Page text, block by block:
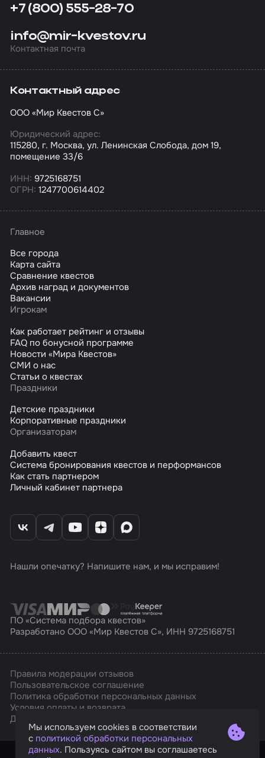
+7 (800) 555-28-70
info@mir-kvestov.ru
Контактная почта
Контактный адрес
ООО «Мир Квестов С»
Юридический адрес:
115280, г. Москва, ул. Ленинская Слобода, дом 19,
помещение 33/6
ИНН: 9725168751
ОГРН: 1247700614402
Главное
Все города
Карта сайта
Сравнение квестов
Архив наград и документов
Вакансии
Игрокам
Как работает рейтинг и отзывы
FAQ по бонусной программе
Новости «Мира Квестов»
СМИ о нас
Статьи о квестах
Праздники
Детские праздники
Корпоративные праздники
Организаторам
Добавить квест
Система бронирования квестов и перформансов
Как стать партнером
Личный кабинет партнера
Нашли опечатку? Напишите нам, и мы исправим!
ПО «Система подбора квестов»
Разработано ООО «Мир Квестов С», ИНН 9725168751
Правила модерации отзывов
Пользовательское соглашение
Политика обработки персональных данных
Условия оплаты и возврата
Дизайн
Мы используем cookies в соответствии
с политикой обработки персональных
данных. Пользуясь сайтом вы соглашаетесь